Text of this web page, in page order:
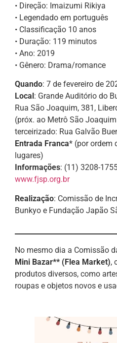
• Direção: Imaizumi Rikiya
• Legendado em português
• Classificação 10 anos
• Duração: 119 minutos
• Ano: 2019
• Gênero: Drama/romance
Quando: 7 de fevereiro de
Local : Grande Auditório do
Rua São Joaquim, 381,
(próx. ao Metrô São
terceirizado: Rua Galvão
Entrada Franca* (por ordem
lugares)
Informações: (11) 3208-1755
www.fjsp.org.br
Realização: Comissão de
Bunkyo e Fundação Japão
No mesmo dia a Comissão
Mini Bazar** (Flea Market),
produtos diversos, como
roupas e objetos novos e